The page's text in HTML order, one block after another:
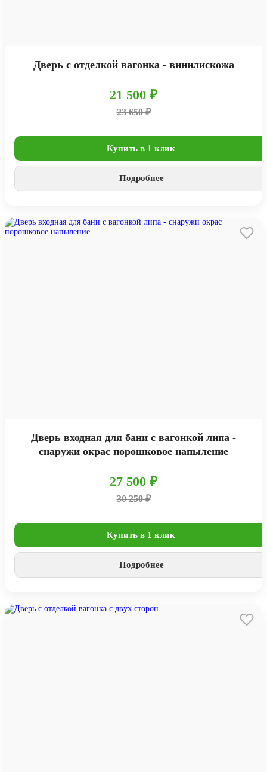
Дверь с отделкой вагонка - винилискожа
21 500 ₽
23 650 ₽
Купить в 1 клик
Подробнее
Дверь входная для бани с вагонкой липа -
снаружи окрас порошковое напыление
27 500 ₽
30 250 ₽
Купить в 1 клик
Подробнее